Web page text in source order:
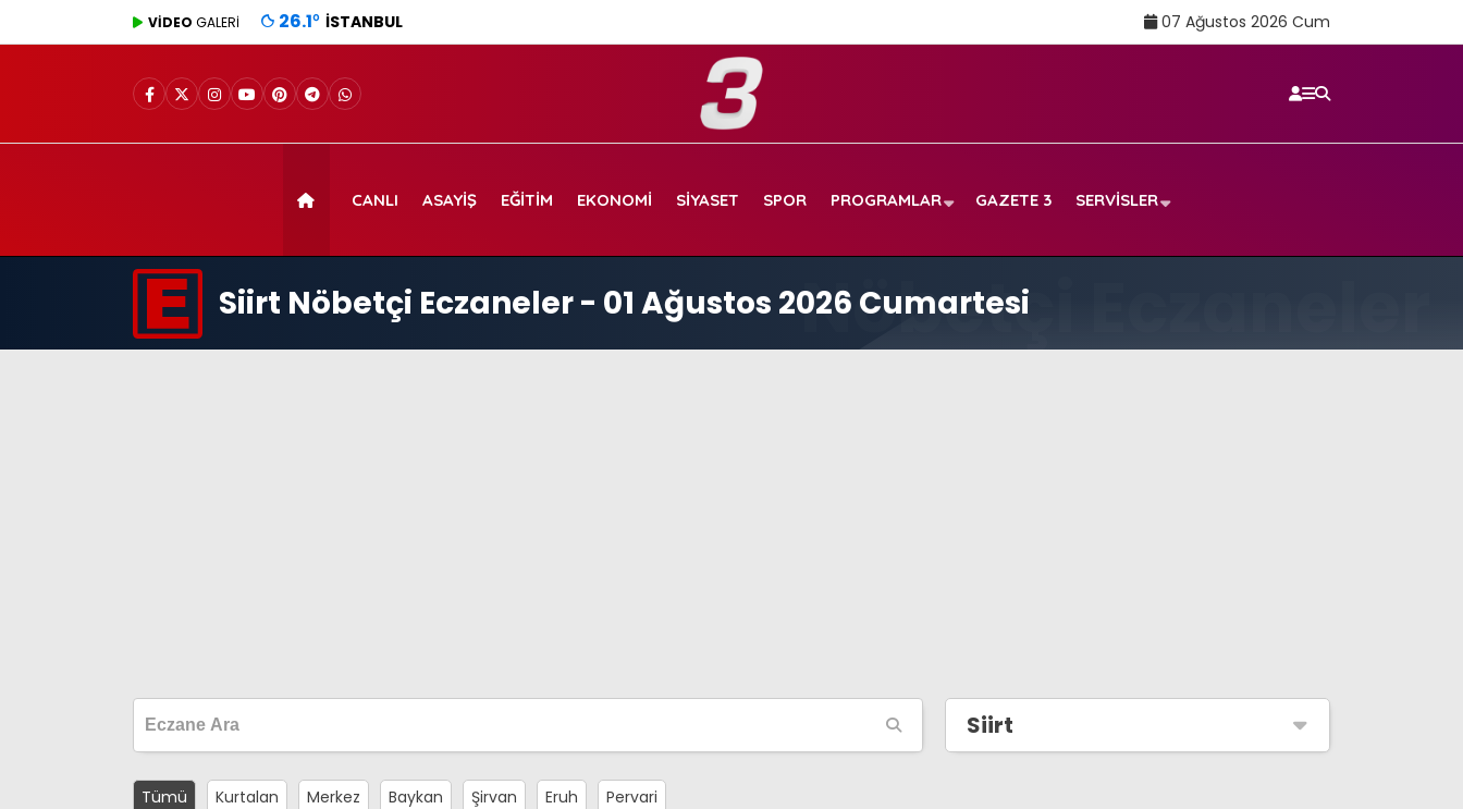
VİDEO GALERİ 26.1° İSTANBUL 07 Ağustos 2026 Cum
CANLI ASAYIŞ EĞITIM EKONOMI SIYASET SPOR PROGRAMLAR GAZETE 3 SERVISLER
Siirt Nöbetçi Eczaneler - 01 Ağustos 2026 Cumartesi
Siirt
Tümü Kurtalan Merkez Baykan Şirvan Eruh Pervari